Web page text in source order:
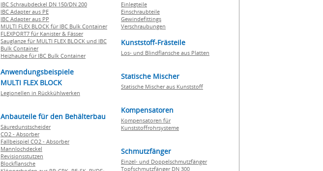
IBC Schraubdeckel DN 150/DN 200
IBC Adapter aus PE
IBC Adapter aus PP
MULTI FLEX BLOCK für IBC Bulk Container
FLEXPORT7 für Kanister & Fässer
Sauglanze für MULTI FLEX BLOCK und IBC
Bulk Container
Heizhaube für IBC Bulk Container
Anwendungsbeispiele
MULTI FLEX BLOCK
Legionellen in Rückkühlwerken
Anbauteile für den Behälterbau
Säuredunstscheider
CO2 - Absorber
Fallbeispiel CO2 - Absorber
Mannlochdeckel
Revisionsstutzen
Blockflansche
Einlegteile
Einschraubteile
Gewindefittings
Verschraubungen
Kunststoff-Frästeile
Los- und Blindflansche aus Platten
Statische Mischer
Statische Mischer aus Kunststoff
Kompensatoren
Kompensatoren für
Kunststoffrohrsysteme
Schmutzfänger
Einzel- und Doppelschmutzfänger
Topfschmutzfänger DN 300